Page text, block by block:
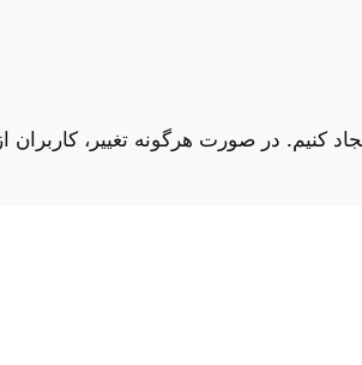
در صورت هرگونه تغییر،